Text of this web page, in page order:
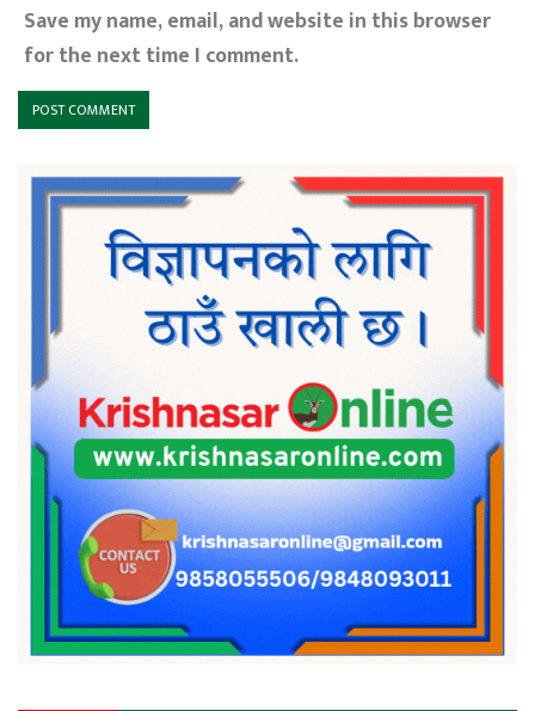
Save my name, email, and website in this browser
for the next time I comment.